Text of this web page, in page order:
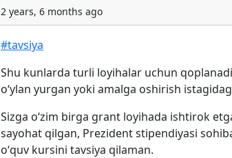
2 years, 6 months ago
#tavsiya
Shu kunlarda turli loyihalar uchun
oʻylan yurgan yoki amalga oshirish
Sizga oʻzim birga grant loyihada ishtirok
sayohat qilgan, Prezident stipendiyasi
oʻquv kursini tavsiya qilaman.